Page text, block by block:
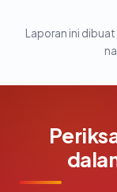
Laporan ini